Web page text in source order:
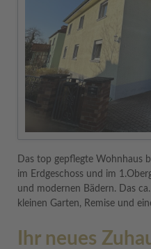
Das top gepflegte Wohnhaus
im Erdgeschoss und im
und modernen Bädern. Das
kleinen Garten, Remise und
Ihr neues